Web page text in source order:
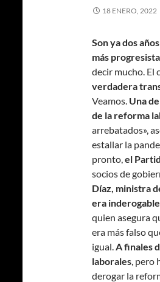
18 ENERO, 2022
Son ya dos
más
decir mucho. El
verdadera
Veamos. Una
de la reforma
arrebatados»,
estallar la
pronto,el
socios de
Díaz, ministra
era inderogable
quien asegura
era más falso
igual.A finales
laborales, pero
derogar la